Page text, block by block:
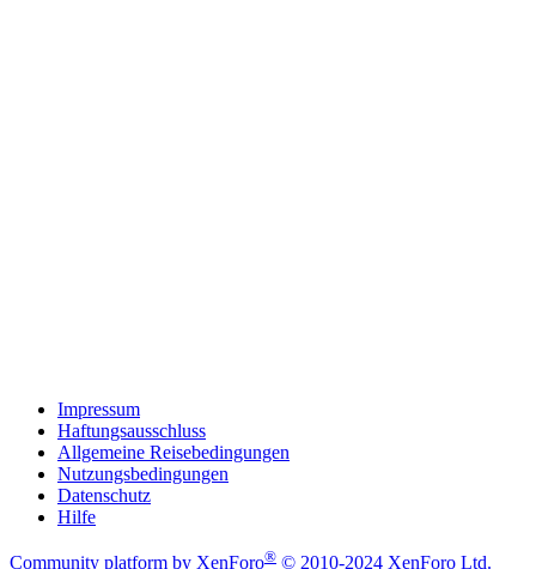
Impressum
Haftungsausschluss
Allgemeine Reisebedingungen
Nutzungsbedingungen
Datenschutz
Hilfe
Community platform by XenForo® © 2010-2024 XenForo Ltd.